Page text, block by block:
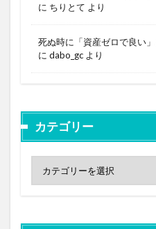
に ちりとて より
死ぬ時に「資産ゼロで良い
に dabo_gc より
カテゴリー